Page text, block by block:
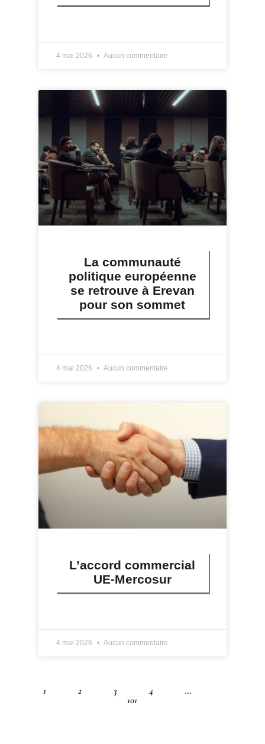
4 mai 2026 Aucun commentaire
La communauté
politique européenne
se retrouve à Erevan
pour son sommet
4 mai 2026 Aucun commentaire
L’accord commercial
UE-Mercosur
4 mai 2026 Aucun commentaire
1 2 3 4
…
101